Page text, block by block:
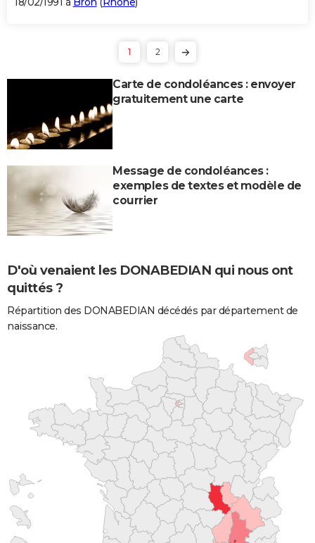
1 2
Carte de condoléances : envoyer
gratuitement une carte
Message de condoléances :
exemples de textes et modèle de
courrier
D'où venaient les DONABEDIAN qui nous ont
quittés ?
Répartition des DONABEDIAN décédés par département de
naissance.